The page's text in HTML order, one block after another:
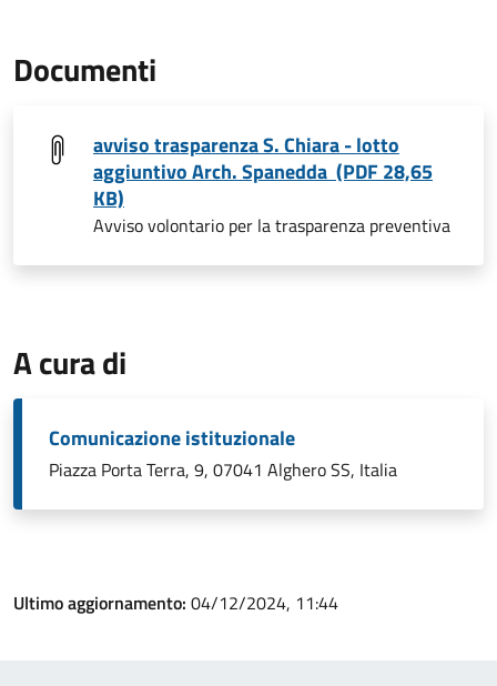
Documenti
avviso trasparenza S. Chiara - lotto
aggiuntivo Arch. Spanedda (PDF 28,65
KB)
Avviso volontario per la trasparenza preventiva
A cura di
Comunicazione istituzionale
Piazza Porta Terra, 9, 07041 Alghero SS, Italia
Ultimo aggiornamento: 04/12/2024, 11:44